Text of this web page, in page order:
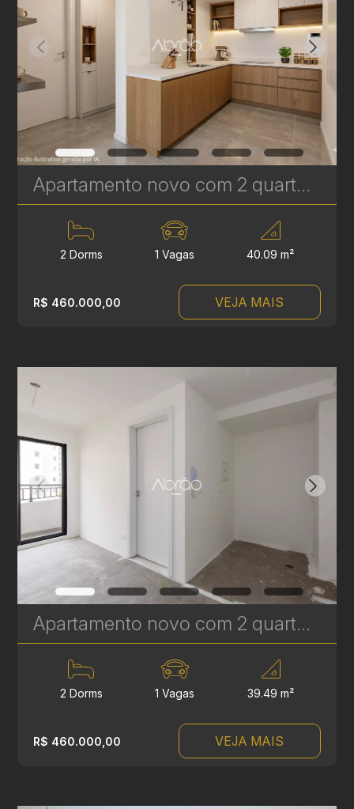
Apartamento novo com 2 quartos à Venda no Vila Izabel - 40 m² | Ref 414
2 Dorms 1 Vagas 40.09 m²
R$ 460.000,00 VEJA MAIS
Apartamento novo com 2 quartos à Venda no Vila Izabel - 39 m² | Ref 415
2 Dorms 1 Vagas 39.49 m²
R$ 460.000,00 VEJA MAIS